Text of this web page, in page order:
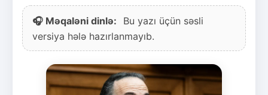
🎧 Məqaləni dinlə:
Bu yazı üçün səsli
versiya hələ hazırlanmayıb.